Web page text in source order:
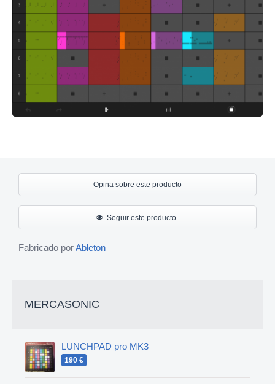
Opina sobre este producto
Seguir este producto
Fabricado porAbleton
MERCASONIC
LUNCHPAD pro MK3
190 €